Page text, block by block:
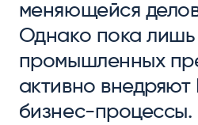
меняющейся
Однако пока лишь
промышленных
активно внедряют
бизнес-процессы.